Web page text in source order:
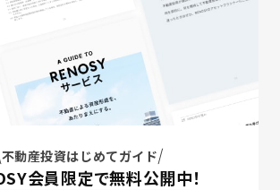
不動産投資はじめてガイド
会員限定で無料公開中！